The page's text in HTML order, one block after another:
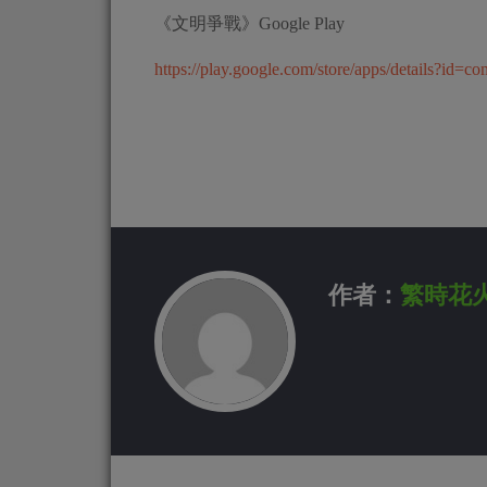
《文明爭戰》Google Play
https://play.google.com/store/apps/
作者： 繁時花